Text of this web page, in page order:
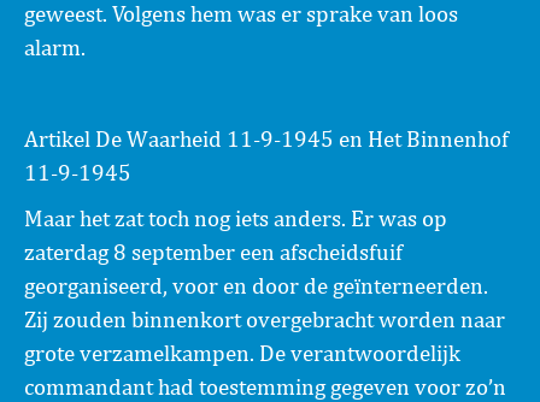
geweest. Volgens hem was er sprake van loos
alarm.
Artikel De Waarheid 11-9-1945 en Het Binnenhof
11-9-1945
Maar het zat toch nog iets anders. Er was op
zaterdag 8 september een afscheidsfuif
georganiseerd, voor en door de geïnterneerden.
Zij zouden binnenkort overgebracht worden naar
grote verzamelkampen. De verantwoordelijk
commandant had toestemming gegeven voor zo’n